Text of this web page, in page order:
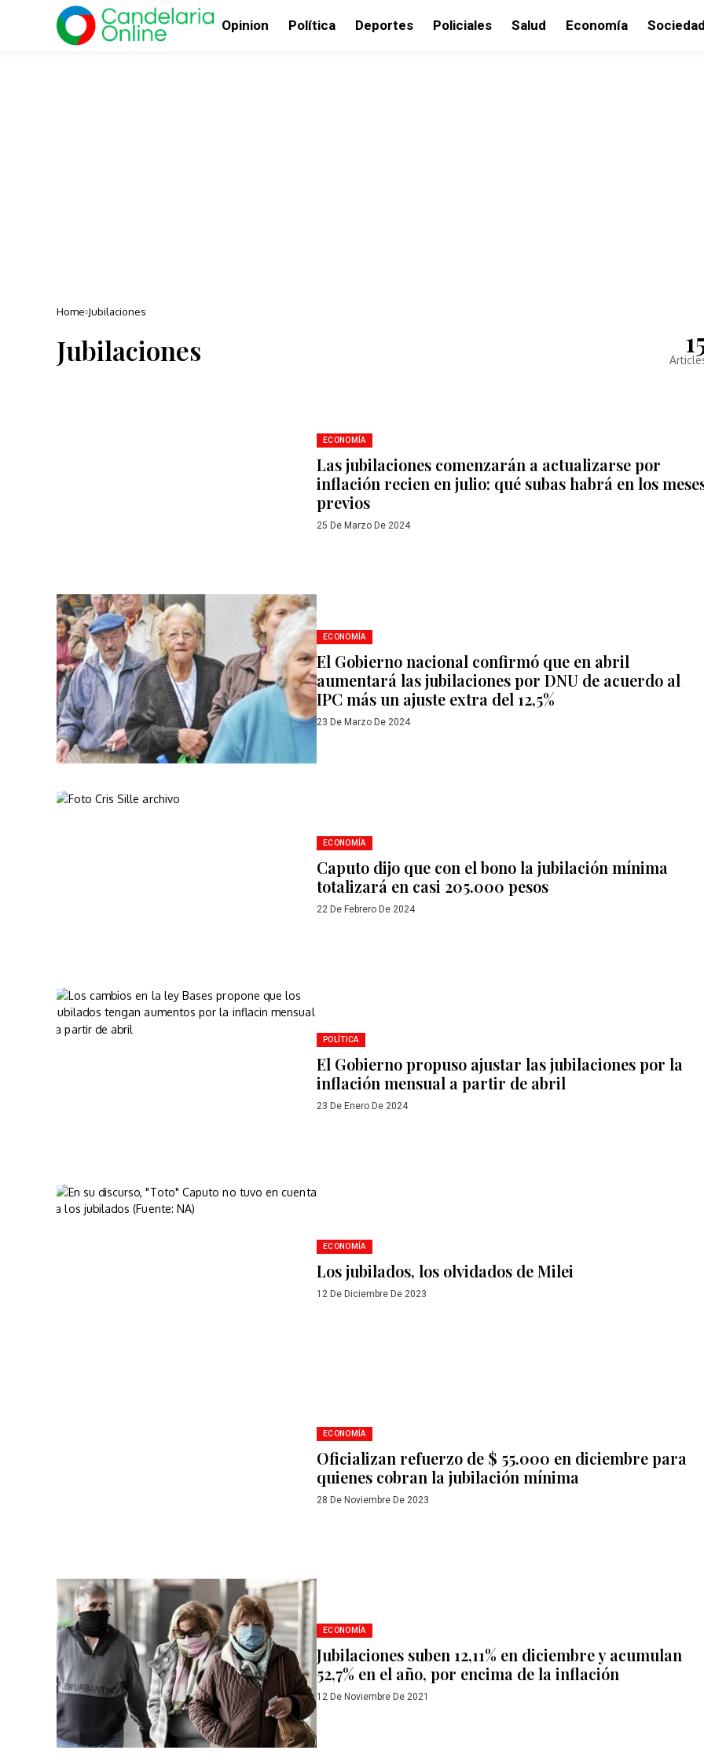
Opinion Política Deportes Policiales Salud Economía
Home Jubilaciones
Jubilaciones
ECONOMÍA
Las jubilaciones comenzarán a actualizarse por
inflación recien en julio: qué subas habrá en los
previos
25 De Marzo De 2024
ECONOMÍA
El Gobierno nacional confirmó que en abril
aumentará las jubilaciones por DNU de acuerdo al
IPC más un ajuste extra del 12,5%
23 De Marzo De 2024
ECONOMÍA
Caputo dijo que con el bono la jubilación mínima
totalizará en casi 205.000 pesos
22 De Febrero De 2024
POLÍTICA
El Gobierno propuso ajustar las jubilaciones por la
inflación mensual a partir de abril
23 De Enero De 2024
ECONOMÍA
Los jubilados, los olvidados de Milei
12 De Diciembre De 2023
ECONOMÍA
Oficializan refuerzo de $ 55.000 en diciembre para
quienes cobran la jubilación mínima
28 De Noviembre De 2023
ECONOMÍA
Jubilaciones suben 12,11% en diciembre y acumulan
52,7% en el año, por encima de la inflación
12 De Noviembre De 2021